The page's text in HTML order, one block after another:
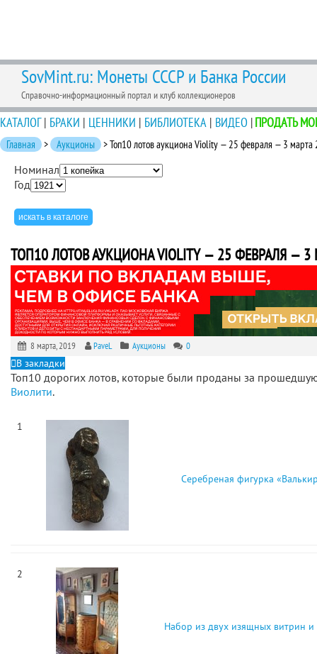
SovMint.ru: Монеты СССР и Банка России
Справочно-информационный портал и клуб коллекционеров
КАТАЛОГ| БРАКИ | ЦЕННИКИ | БИБЛИОТЕКА | ВИДЕО |ПРОДАТЬ
Главная > Аукционы > Топ10 лотов аукциона Violity — 25 февраля — 3 марта
Номинал
Год
ТОП10 ЛОТОВ АУКЦИОНА VIOLITY — 25 ФЕВРАЛЯ — 3
8 марта, 2019 PaveL Аукционы 0
В закладки
Топ10 дорогих лотов, которые были проданы за
Виолити.
1
Серебреная фигурка
2
Набор из двух изящных витрин